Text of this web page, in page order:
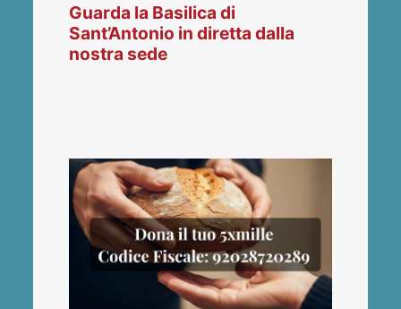
Guarda la Basilica di
Sant’Antonio in diretta dalla
nostra sede